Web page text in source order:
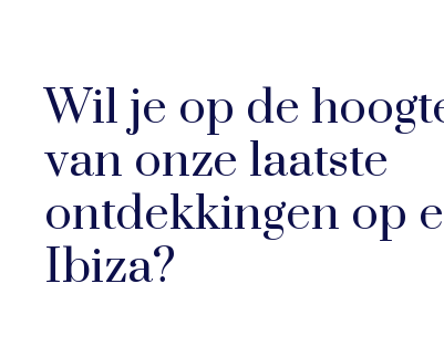
Wil je op de
van onze laatste
ontdekkingen op
Ibiza?